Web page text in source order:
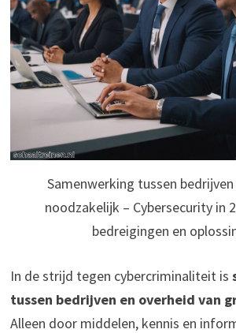
Samenwerking tussen
noodzakelijk – Cybersecurity in
bedreigingen en
In de strijd tegen cybercriminaliteit is
tussen bedrijven en overheid van
Alleen door middelen, kennis en